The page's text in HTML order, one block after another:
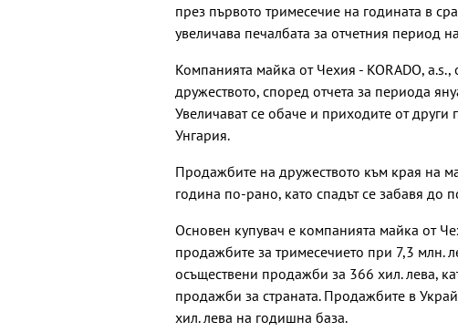
през първото тримесечие на годината в
увеличава печалбата за отчетния период
Компанията майка от Чехия - KORADO,
дружеството, според отчета за периода
Увеличават се обаче и приходите от
Унгария.
Продажбите на дружеството към края на
година по-рано, като спадът се забавя до
Основен купувач е компанията майка от
продажбите за тримесечието при 7,3 млн.
осъществени продажби за 366 хил. лева,
продажби за страната. Продажбите в
хил. лева на годишна база.